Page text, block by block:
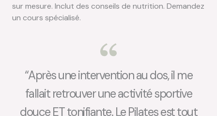
sur mesure. Inclut des conseils de nutrition. Demandez
un cours spécialisé.
“Après une intervention au dos, il me
fallait retrouver une activité sportive
douce ET tonifiante. Le Pilates est tout